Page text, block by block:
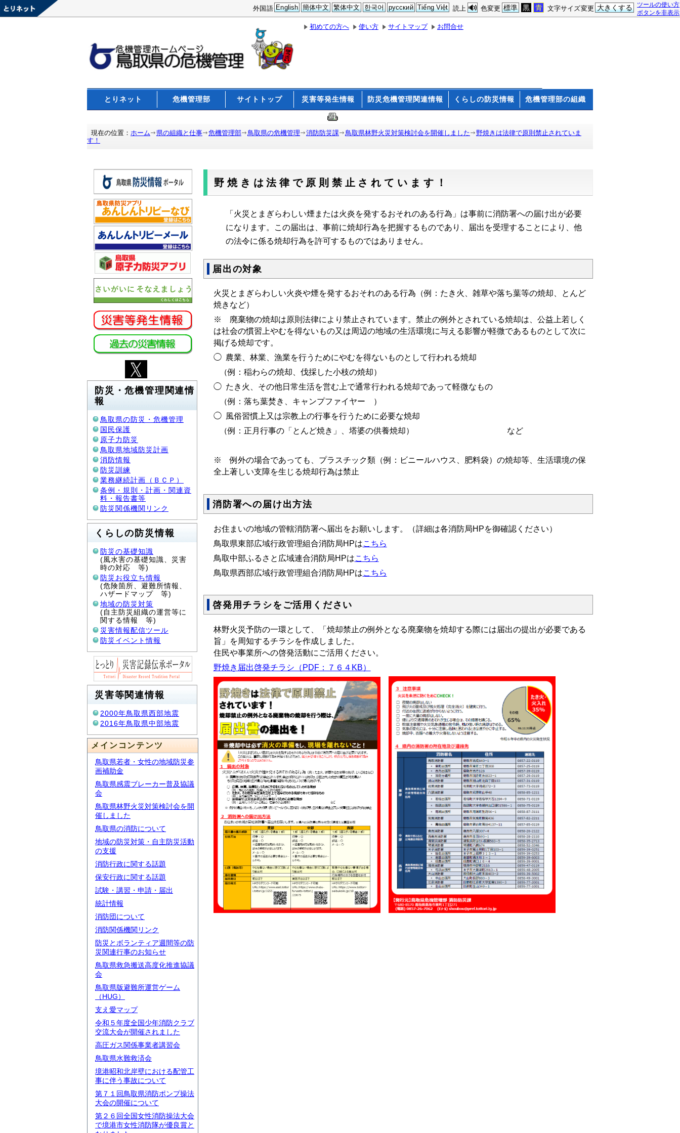
ツールの使い方
ボタンを非表示
文字サイズ変更 大きくする
色変更 標準 黒 青
読上
外国語 English 簡体中文 繁体中文 한국어 русский Tiếng Việt
初めての方へ 使い方 サイトマップ お問合せ
とりネット 危機管理部 サイトトップ 災害等発生情報 防災危機管理関連情報 くらしの防災情報 危機管理部の組織
現在の位置： ホーム 県の組織と仕事 危機管理部 鳥取県の危機管理 消防防災課 鳥取県林野火災対策検討会を開催しました
野焼きは法律で原則禁止されていま
す！
防災・危機管理関連情
報
鳥取県の防災・危機管理
国民保護
原子力防災
鳥取県地域防災計画
消防情報
防災訓練
業務継続計画（ＢＣＰ）
条例・規則・計画・関連資
料・報告書等
防災関係機関リンク
くらしの防災情報
防災の基礎知識
(風水害の基礎知識、災害
時の対応 等)
防災お役立ち情報
(危険箇所、避難所情報、
ハザードマップ 等)
地域の防災対策
(自主防災組織の運営等に
関する情報 等)
災害情報配信ツール
防災イベント情報
災害等関連情報
2000年鳥取県西部地震
2016年鳥取県中部地震
メインコンテンツ
鳥取県若者・女性の地域防災参
画補助金
鳥取県感震ブレーカー普及協議
会
鳥取県林野火災対策検討会を開
催しました
鳥取県の消防について
地域の防災対策・自主防災活動
の支援
消防行政に関する話題
保安行政に関する話題
試験・講習・申請・届出
統計情報
消防団について
消防関係機関リンク
防災とボランティア週間等の防
災関連行事のお知らせ
鳥取県救急搬送高度化推進協議
会
鳥取県版避難所運営ゲーム
（HUG）
支え愛マップ
令和５年度全国少年消防クラブ
交流大会が開催されました
高圧ガス関係事業者講習会
鳥取県水難救済会
境港昭和北岸壁における配管工
事に伴う事故について
第７１回鳥取県消防ポンプ操法
大会の開催について
第２６回全国女性消防操法大会
で境港市女性消防隊が優良賞と
野焼きは法律で原則禁止されています！
「火災とまぎらわしい煙または火炎を発するおそれのある行為」は事前に消防署への届け出が必要
になります。
この届出は、事前に焼却行為を把握するものであり、届出を受理することにより、他
の法令に係る焼却行為を許可するものではありません。
届出の対象
火災とまぎらわしい火炎や煙を発するおそれのある行為 （例：たき火、雑草や落ち葉等の焼却、とんど
焼きなど）
※ 廃棄物の焼却は原則法律により禁止されています。禁止の例外とされている焼却は、公益上若しく
は社会の慣習上やむを得ない もの又は周辺の地域の生活環境に与える影響が軽微であるものとして次に
掲げる焼却です。
◯ 農業、林業、漁業を行うためにやむを得ないものとして行われる焼却
（例：稲わらの焼却、伐採した小枝の焼却）
◯ たき火、その他日常生活を営む上で通常行われる焼却であって軽微なもの
（例：落ち葉焚き、キャンプファイヤー ）
◯ 風俗習慣上又は宗教上の行事を行うために必要な焼却
（例：正月行事の「とんど焼き」、塔婆の供養焼却）
など
※ 例外の場合であっても、プラスチック類（例：ビニールハウス、肥料袋）の焼却等、生活環境の保
全上著しい支障を生じる焼却行為は禁止
消防署への届け出方法
お住まいの地域の管轄消防署へ届出をお願いします。（詳細は各消防局HPを御確認ください）
鳥取県東部広域行政管理組合消防局HPはこちら
鳥取中部ふるさと広域連合消防局HPはこちら
鳥取県西部広域行政管理組合消防局HPはこちら
啓発用チラシをご活用ください
林野火災予防の一環として、「焼却禁止の例外となる廃棄物を焼却する際には届出の提出が必要である
旨」を周知するチラシを作成しました。
住民や事業所への啓発活動にご活用ください。
野焼き届出啓発チラシ（PDF：７６４KB）